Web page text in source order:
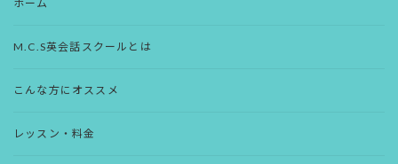
ホーム
M.C.S英会話スクールとは
こんな方にオススメ
レッスン・料金